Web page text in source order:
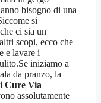
bisogno di una
si
ci sia un
scopi, ecco che
e lavare i
iniziamo a
da pranzo, la
Cure Via
assolutamente